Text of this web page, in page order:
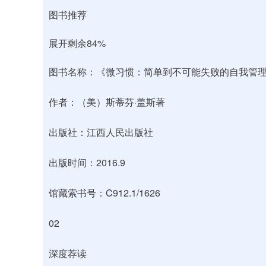
图书推荐
展开剩余84%
图书名称：《微习惯：简单到不可能失败的自我管
作者：（美）斯蒂芬·盖斯著
出版社：江西人民出版社
出版时间：2016.9
馆藏索书号：C912.1/1626
02
深度荐读